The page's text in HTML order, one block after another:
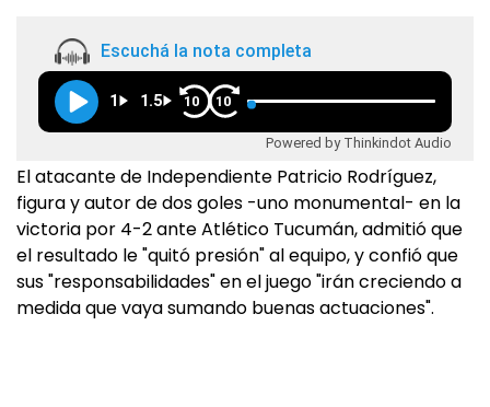
Escuchá la nota completa
1 1.5 10 10
Powered by Thinkindot Audio
El atacante de Independiente Patricio Rodríguez,
figura y autor de dos goles -uno monumental- en la
victoria por 4-2 ante Atlético Tucumán, admitió que
el resultado le "quitó presión" al equipo, y confió que
sus "responsabilidades" en el juego "irán creciendo a
medida que vaya sumando buenas actuaciones".